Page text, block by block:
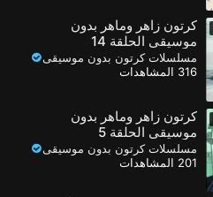
كرتون زاهر وماهر بدون
موسيقى الحلقة 14
مسلسلات كرتون بدون موسيقى
316 المشاهدات
كرتون زاهر وماهر بدون
موسيقى الحلقة 5
مسلسلات كرتون بدون موسيقى
201 المشاهدات